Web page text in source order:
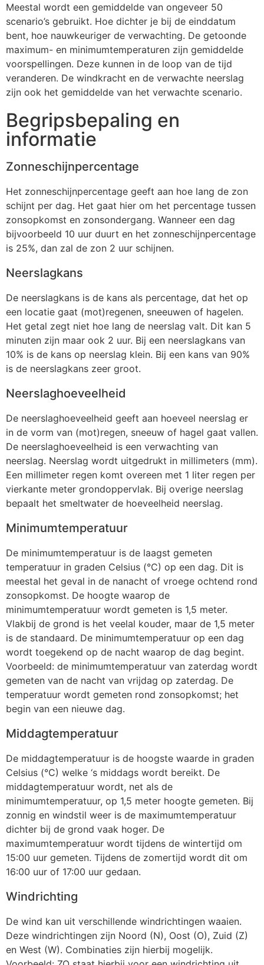
Meestal wordt een gemiddelde van ongeveer 50
scenario’s gebruikt. Hoe dichter je bij de einddatum
bent, hoe nauwkeuriger de verwachting. De getoonde
maximum- en minimumtemperaturen zijn gemiddelde
voorspellingen. Deze kunnen in de loop van de tijd
veranderen. De windkracht en de verwachte neerslag
zijn ook het gemiddelde van het verwachte scenario.
Begripsbepaling en
informatie
Zonneschijnpercentage
Het zonneschijnpercentage geeft aan hoe lang de zon
schijnt per dag. Het gaat hier om het percentage tussen
zonsopkomst en zonsondergang. Wanneer een dag
bijvoorbeeld 10 uur duurt en het zonneschijnpercentage
is 25%, dan zal de zon 2 uur schijnen.
Neerslagkans
De neerslagkans is de kans als percentage, dat het op
een locatie gaat (mot)regenen, sneeuwen of hagelen.
Het getal zegt niet hoe lang de neerslag valt. Dit kan 5
minuten zijn maar ook 2 uur. Bij een neerslagkans van
10% is de kans op neerslag klein. Bij een kans van 90%
is de neerslagkans zeer groot.
Neerslaghoeveelheid
De neerslaghoeveelheid geeft aan hoeveel neerslag er
in de vorm van (mot)regen, sneeuw of hagel gaat vallen.
De neerslaghoeveelheid is een verwachting van
neerslag. Neerslag wordt uitgedrukt in millimeters (mm).
Een millimeter regen komt overeen met 1 liter regen per
vierkante meter grondoppervlak. Bij overige neerslag
bepaalt het smeltwater de hoeveelheid neerslag.
Minimumtemperatuur
De minimumtemperatuur is de laagst gemeten
temperatuur in graden Celsius (°C) op een dag. Dit is
meestal het geval in de nanacht of vroege ochtend rond
zonsopkomst. De hoogte waarop de
minimumtemperatuur wordt gemeten is 1,5 meter.
Vlakbij de grond is het veelal kouder, maar de 1,5 meter
is de standaard. De minimumtemperatuur op een dag
wordt toegekend op de nacht waarop de dag begint.
Voorbeeld: de minimumtemperatuur van zaterdag wordt
gemeten van de nacht van vrijdag op zaterdag. De
temperatuur wordt gemeten rond zonsopkomst; het
begin van een nieuwe dag.
Middagtemperatuur
De middagtemperatuur is de hoogste waarde in graden
Celsius (°C) welke ‘s middags wordt bereikt. De
middagtemperatuur wordt, net als de
minimumtemperatuur, op 1,5 meter hoogte gemeten. Bij
zonnig en windstil weer is de maximumtemperatuur
dichter bij de grond vaak hoger. De
maximumtemperatuur wordt tijdens de wintertijd om
15:00 uur gemeten. Tijdens de zomertijd wordt dit om
16:00 uur of 17:00 uur gedaan.
Windrichting
De wind kan uit verschillende windrichtingen waaien.
Deze windrichtingen zijn Noord (N), Oost (O), Zuid (Z)
en West (W). Combinaties zijn hierbij mogelijk.